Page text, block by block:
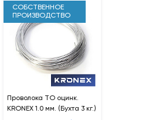
СОБСТВЕННОЕ
ПРОИЗВОДСТВО
Проволока ТО оцинк.
KRONEX 1.0 мм. (Бухта 3 кг.)